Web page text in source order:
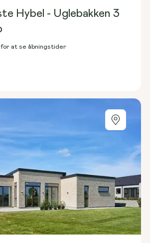
Hybel - Uglebakken 3
for at se åbningstider